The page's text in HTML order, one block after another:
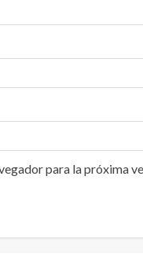
para la próxima